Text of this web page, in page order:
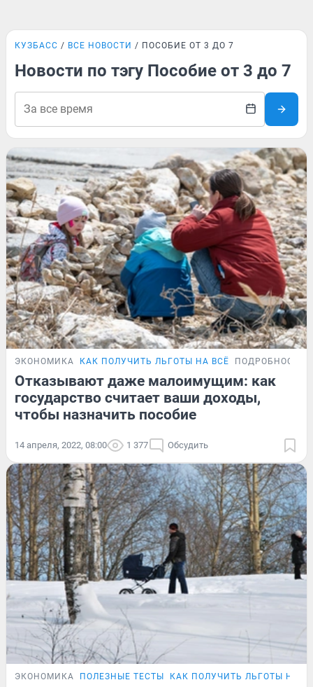
КУЗБАСС ВСЕ НОВОСТИ ПОСОБИЕ ОТ 3 ДО 7
Новости по тэгу Пособие от 3 до 7
ЭКОНОМИКА КАК ПОЛУЧИТЬ ЛЬГОТЫ НА ВСЁ ПОДРОБНОСТИ
Отказывают даже малоимущим: как
государство считает ваши доходы,
чтобы назначить пособие
14 апреля, 2022, 08:00 1 377 Обсудить
ЭКОНОМИКА ПОЛЕЗНЫЕ ТЕСТЫ КАК ПОЛУЧИТЬ ЛЬГОТЫ НА